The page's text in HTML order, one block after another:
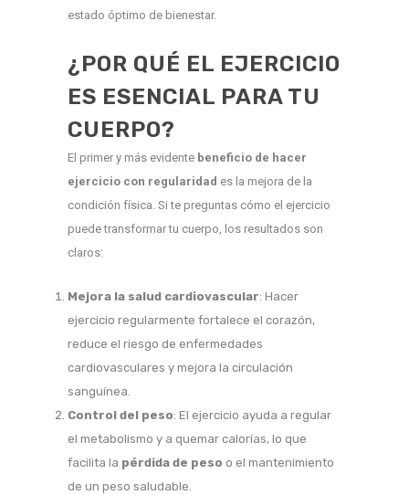
estado óptimo de bienestar.
¿POR QUÉ EL EJERCICIO
ES ESENCIAL PARA TU
CUERPO?
El primer y más evidente beneficio de hacer
ejercicio con regularidad es la mejora de la
condición física. Si te preguntas cómo el ejercicio
puede transformar tu cuerpo, los resultados son
claros:
Mejora la salud cardiovascular: Hacer
ejercicio regularmente fortalece el corazón,
reduce el riesgo de enfermedades
cardiovasculares y mejora la circulación
sanguínea.
Control del peso: El ejercicio ayuda a regular
el metabolismo y a quemar calorías, lo que
facilita la pérdida de peso o el mantenimiento
de un peso saludable.